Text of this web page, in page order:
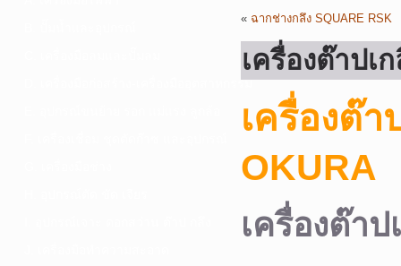
D. เครื่องมือก่อสร้าง-เครื่องมืออุตสาหกรรม
« ฉากช่างกลึง SQUARE RSK
เครื่องต๊าปเ
เครื่องต๊า
OKURA
เครื่องต๊า